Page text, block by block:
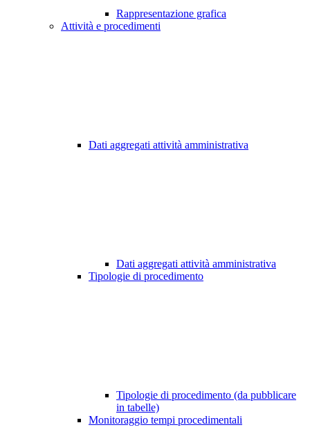
Rappresentazione grafica
Attività e procedimenti
Dati aggregati attività amministrativa
Dati aggregati attività amministrativa
Tipologie di procedimento
Tipologie di procedimento (da pubblicare
in tabelle)
Monitoraggio tempi procedimentali